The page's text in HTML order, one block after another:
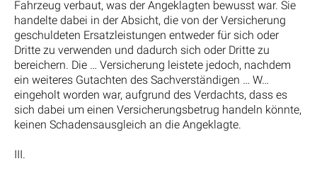
Fahrzeug verbaut, was der Angeklagten bewusst war. Sie
handelte dabei in der Absicht, die von der Versicherung
geschuldeten Ersatzleistungen entweder für sich oder
Dritte zu verwenden und dadurch sich oder Dritte zu
bereichern. Die … Versicherung leistete jedoch, nachdem
ein weiteres Gutachten des Sachverständigen … W…
eingeholt worden war, aufgrund des Verdachts, dass es
sich dabei um einen Versicherungsbetrug handeln könnte,
keinen Schadensausgleich an die Angeklagte.
III.